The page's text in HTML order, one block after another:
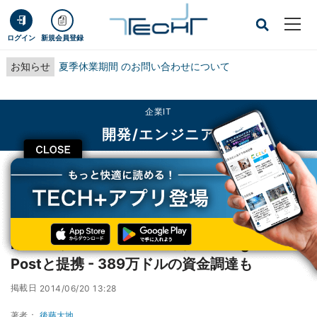
ログイン 新規会員登録
お知らせ 夏季休業期間 のお問い合わせについて
CLOSE
企業IT
開発/エンジニア
TECH+ 企業IT
開発/エンジニア
Mozilla、New York Times/Washington Postと提携 - 389万ドルの資金調達
Mozilla、New York Times/Washington
Postと提携 - 389万ドルの資金調達も
掲載日 2014/06/20 13:28